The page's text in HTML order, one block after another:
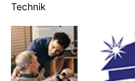
Technik